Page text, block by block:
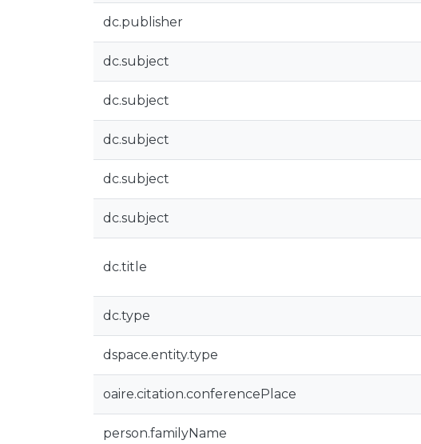
dc.publisher
dc.subject
dc.subject
dc.subject
dc.subject
dc.subject
dc.title
dc.type
dspace.entity.type
oaire.citation.conferencePlace
person.familyName